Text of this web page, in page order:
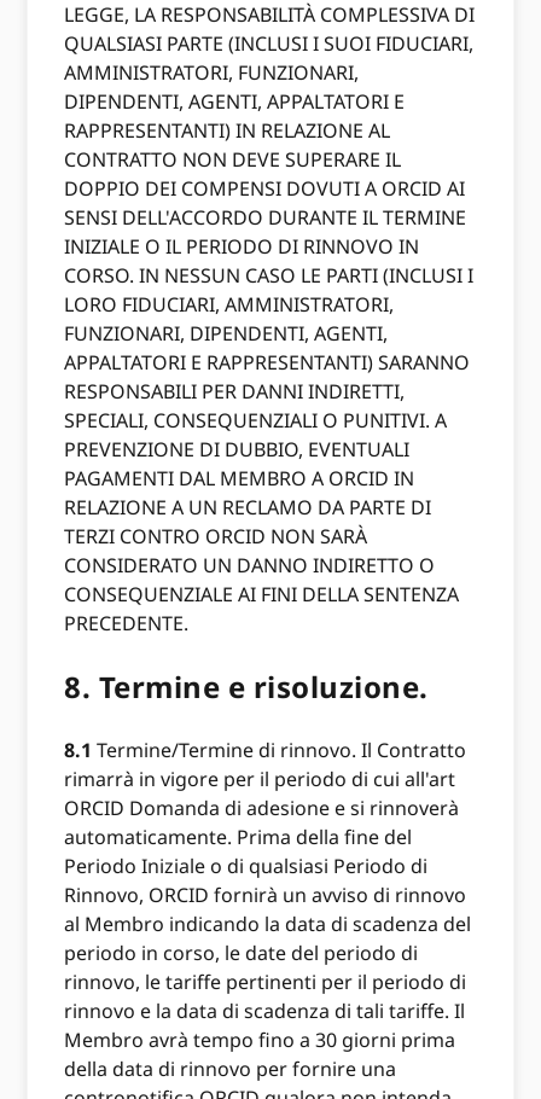
LEGGE, LA RESPONSABILITÀ COMPLESSIVA DI
QUALSIASI PARTE (INCLUSI I SUOI ​​FIDUCIARI,
AMMINISTRATORI, FUNZIONARI,
DIPENDENTI, AGENTI, APPALTATORI E
RAPPRESENTANTI) IN RELAZIONE AL
CONTRATTO NON DEVE SUPERARE IL
DOPPIO DEI COMPENSI DOVUTI A ORCID AI
SENSI DELL'ACCORDO DURANTE IL TERMINE
INIZIALE O IL PERIODO DI RINNOVO IN
CORSO. IN NESSUN CASO LE PARTI (INCLUSI I
LORO FIDUCIARI, AMMINISTRATORI,
FUNZIONARI, DIPENDENTI, AGENTI,
APPALTATORI E RAPPRESENTANTI) SARANNO
RESPONSABILI PER DANNI INDIRETTI,
SPECIALI, CONSEQUENZIALI O PUNITIVI. A
PREVENZIONE DI DUBBIO, EVENTUALI
PAGAMENTI DAL MEMBRO A ORCID IN
RELAZIONE A UN RECLAMO DA PARTE DI
TERZI CONTRO ORCID NON SARÀ
CONSIDERATO UN DANNO INDIRETTO O
CONSEQUENZIALE AI FINI DELLA SENTENZA
PRECEDENTE.
8. Termine e risoluzione.
8.1 Termine/Termine di rinnovo. Il Contratto
rimarrà in vigore per il periodo di cui all'art
ORCID Domanda di adesione e si rinnoverà
automaticamente. Prima della fine del
Periodo Iniziale o di qualsiasi Periodo di
Rinnovo, ORCID fornirà un avviso di rinnovo
al Membro indicando la data di scadenza del
periodo in corso, le date del periodo di
rinnovo, le tariffe pertinenti per il periodo di
rinnovo e la data di scadenza di tali tariffe. Il
Membro avrà tempo fino a 30 giorni prima
della data di rinnovo per fornire una